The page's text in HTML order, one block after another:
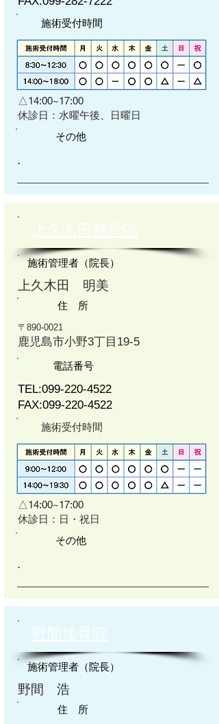
施術受付時間
△14:00~17:00
​休診日：水曜午後、日曜日
その他
​.
上久木田整骨院
施術管理者（院長）
上久木田 明美
住 所
〒890-0021
鹿児島市小野3丁目19-5
電話番号
TEL:099-220-4522
FAX:099-220-4522
施術受付時間
△14:00~17:00
​休診日：日・祝日
その他
​.
野間接骨院
施術管理者（院長）
野間 浩
住 所